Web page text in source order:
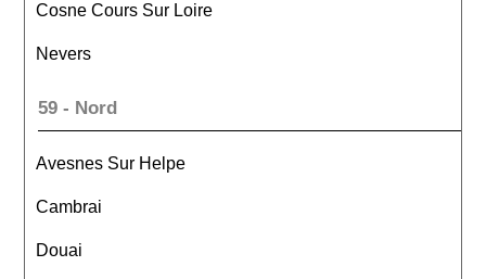
Cosne Cours Sur Loire
Nevers
59 - Nord
Avesnes Sur Helpe
Cambrai
Douai